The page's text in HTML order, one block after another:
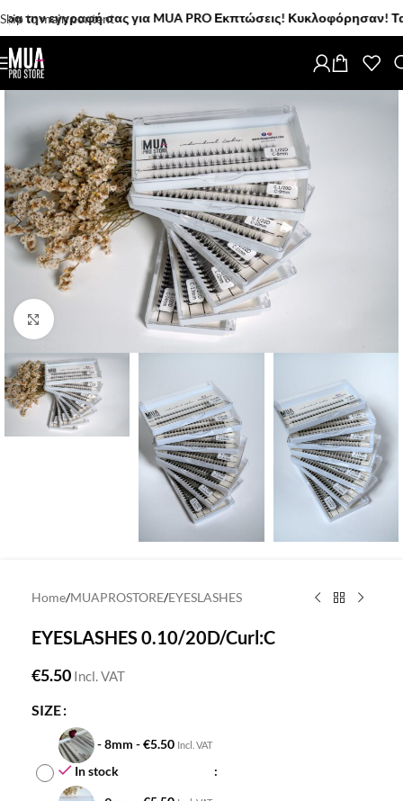
Skip to main contentσας για MUA PRO Εκπτώσεις! Κυκλοφόρησαν! Τα νέα
Click to enlarge
Home/MUAPROSTORE/EYESLASHES
EYESLASHES 0.10/20D/Curl:C
€5.50 Incl. VAT
SIZE
-8mm -€5.50 Incl. VAT
In stock